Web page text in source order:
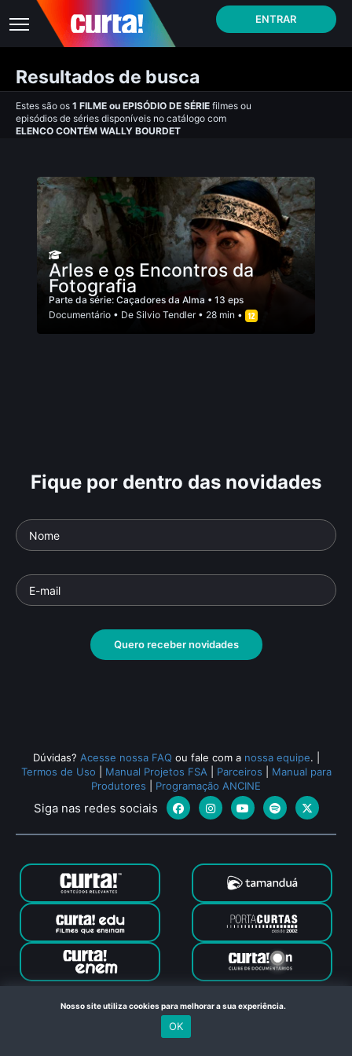
ENTRAR
Resultados de busca
Estes são os 1 FILME ou EPISÓDIO DE SÉRIE filmes ou
episódios de séries disponíveis no catálogo com
ELENCO CONTÉM WALLY BOURDET
Arles e os Encontros da
Fotografia
Parte da série: Caçadores da Alma • 13 eps
Documentário • De Silvio Tendler• 28 min •
Fique por dentro das novidades
Quero receber novidades
Dúvidas? Acesse nossa FAQ ou fale com a nossa equipe.
Termos de Uso
Manual Projetos FSA Parceiros
Manual para
Produtores
Programação ANCINE
Siga nas redes sociais
Canal Curta © 2024. Todos os direitos reservados. Feito com
no Rio de Janeiro
Nosso site utiliza cookies para melhorar a sua experiência.
OK